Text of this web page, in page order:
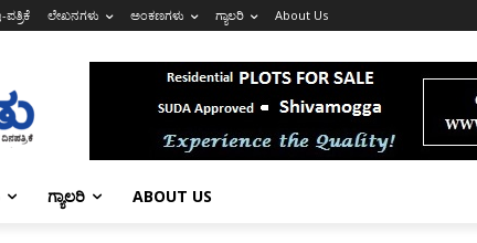
ಪತ್ರಿಕೆ ಲೇಖನಗಳು ಅಂಕಣಗಳು ಗ್ಯಾಲರಿ About Us
ಗ್ಯಾಲರಿ ABOUT US